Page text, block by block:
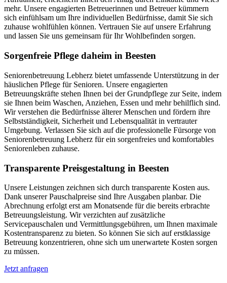
mehr. Unsere engagierten Betreuerinnen und Betreuer kümmern
sich einfühlsam um Ihre individuellen Bedürfnisse, damit Sie sich
zuhause wohlfühlen können. Vertrauen Sie auf unsere Erfahrung
und lassen Sie uns gemeinsam für Ihr Wohlbefinden sorgen.
Sorgenfreie Pflege daheim in Beesten
Seniorenbetreuung Lebherz bietet umfassende Unterstützung in der
häuslichen Pflege für Senioren. Unsere engagierten
Betreuungskräfte stehen Ihnen bei der Grundpflege zur Seite, indem
sie Ihnen beim Waschen, Anziehen, Essen und mehr behilflich sind.
Wir verstehen die Bedürfnisse älterer Menschen und fördern ihre
Selbstständigkeit, Sicherheit und Lebensqualität in vertrauter
Umgebung. Verlassen Sie sich auf die professionelle Fürsorge von
Seniorenbetreuung Lebherz für ein sorgenfreies und komfortables
Seniorenleben zuhause.
Transparente Preisgestaltung in Beesten
Unsere Leistungen zeichnen sich durch transparente Kosten aus.
Dank unserer Pauschalpreise sind Ihre Ausgaben planbar. Die
Abrechnung erfolgt erst am Monatsende für die bereits erbrachte
Betreuungsleistung. Wir verzichten auf zusätzliche
Servicepauschalen und Vermittlungsgebühren, um Ihnen maximale
Kostentransparenz zu bieten. So können Sie sich auf erstklassige
Betreuung konzentrieren, ohne sich um unerwartete Kosten sorgen
zu müssen.
Jetzt anfragen